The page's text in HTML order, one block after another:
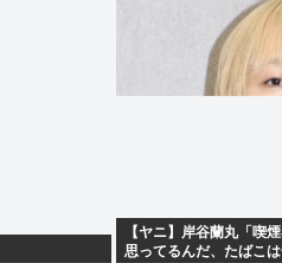
【ヤニ】岸谷蘭丸「喫
思ってるんだ、たばこは